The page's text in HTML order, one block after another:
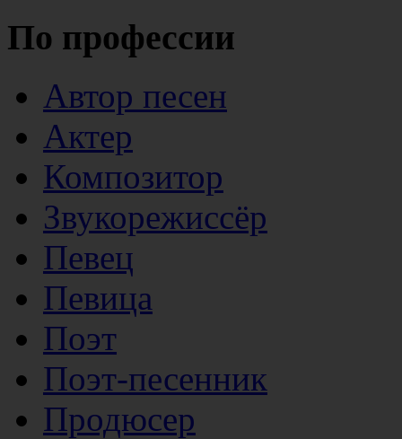
По профессии
Автор песен
Актер
Композитор
Звукорежиссёр
Певец
Певица
Поэт
Поэт-песенник
Продюсер